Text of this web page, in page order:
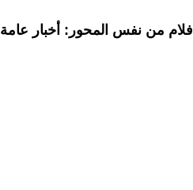
افلام من نفس المحور: أخبار عامة